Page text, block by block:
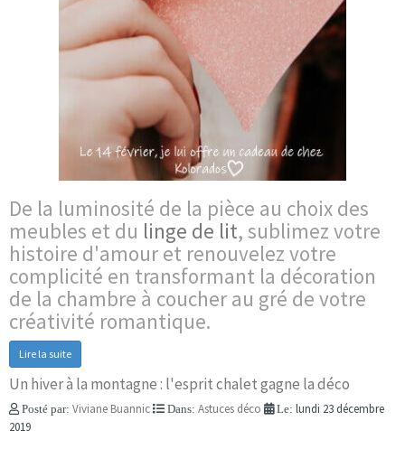
De la luminosité de la pièce au choix des
meubles et du linge de lit, sublimez votre
histoire d'amour et renouvelez votre
complicité en transformant la décoration
de la chambre à coucher au gré de votre
créativité romantique.
Lire la suite
Un hiver à la montagne : l'esprit chalet gagne la déco
Posté par: Viviane Buannic Dans: Astuces déco Le: lundi 23 décembre
2019